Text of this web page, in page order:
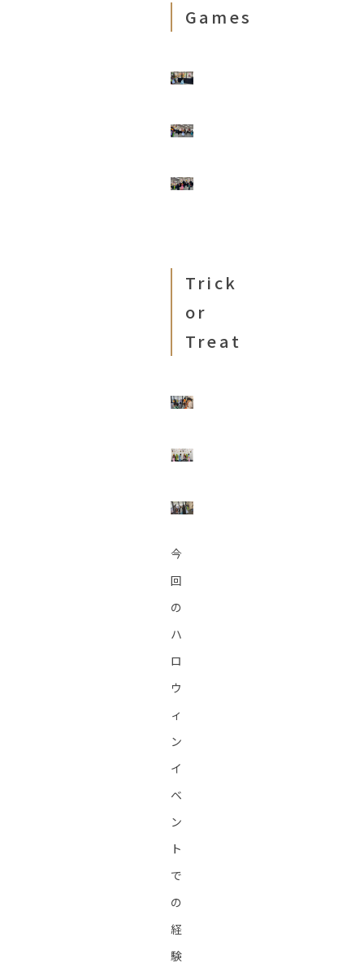
Games
Trick
or
Treat
今
回
の
ハ
ロ
ウ
ィ
ン
イ
ベ
ン
ト
で
の
経
験